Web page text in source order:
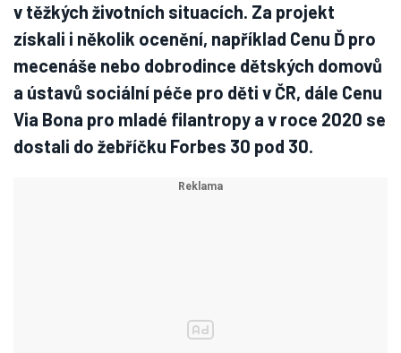
v těžkých životních situacích. Za projekt
získali i několik ocenění, například Cenu Ď pro
mecenáše nebo dobrodince dětských domovů
a ústavů sociální péče pro děti v ČR, dále Cenu
Via Bona pro mladé filantropy a v roce 2020 se
dostali do žebříčku Forbes 30 pod 30.